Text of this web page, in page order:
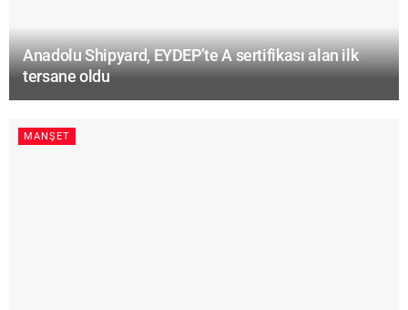
Anadolu Shipyard, EYDEP’te A sertifikası alan ilk
tersane oldu
MANŞET